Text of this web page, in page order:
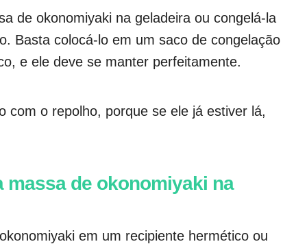
de okonomiyaki na geladeira ou congelá-la
Basta colocá-lo em um saco de congelação
e ele deve se manter perfeitamente.
com o repolho, porque se ele já estiver lá,
massa de okonomiyaki na
em um recipiente hermético ou